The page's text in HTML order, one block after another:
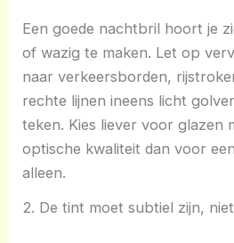
Een goede nachtbril hoort je
of wazig te maken. Let op
naar verkeersborden,
rechte lijnen ineens licht
teken. Kies liever voor glazen
optische kwaliteit dan voor
alleen.
2. De tint moet subtiel zijn,